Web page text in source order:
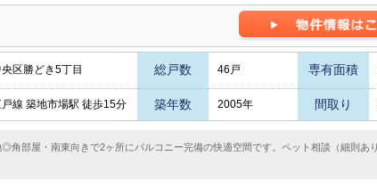
区勝どき5丁目 総戸数 46戸 専有面積
線 築地市場駅 徒歩15分 築年数 2005年 間取り
角部屋・南東向きで2ヶ所にバルコニー完備の快適空間です。ペット相談（細則あ